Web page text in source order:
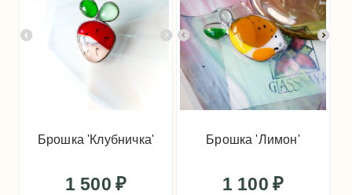
Брошка 'Клубничка'
1 500 ₽
Брошка 'Лимон'
1 100 ₽